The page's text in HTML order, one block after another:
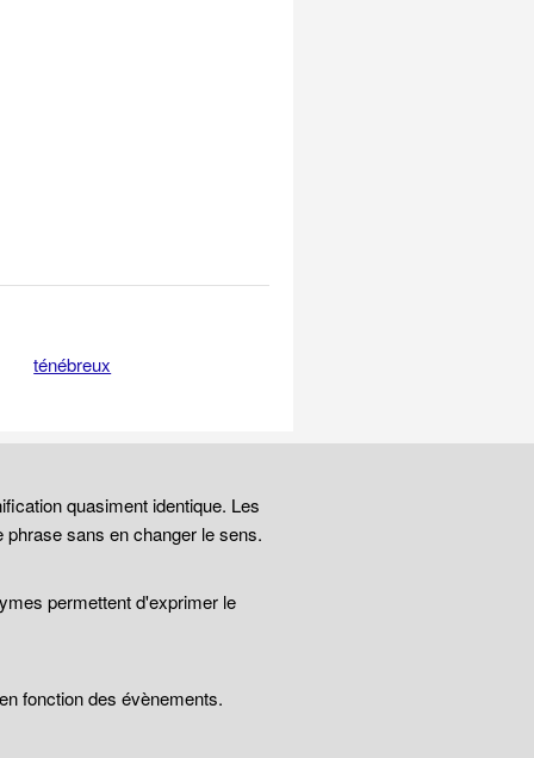
ténébreux
quasiment identique. Les
sans en changer le sens.
permettent d'exprimer le
fonction des évènements.